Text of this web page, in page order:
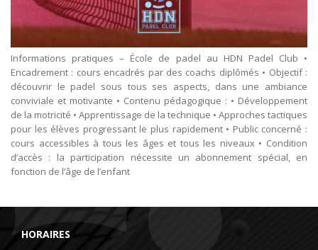
Informations pratiques – École de padel au HDN Padel Club •
Encadrement : cours encadrés par des coachs diplômés • Objectif :
découvrir le padel sous tous ses aspects, dans une ambiance
conviviale et motivante • Contenu pédagogique : • Développement
de la motricité • Apprentissage de la technique • Approches tactiques
pour les élèves progressant le plus rapidement • Public concerné :
cours accessibles à tous les âges et tous les niveaux • Condition
d’accès : la participation nécessite un abonnement spécial, en
fonction de l’âge de l’enfant
HORAIRES